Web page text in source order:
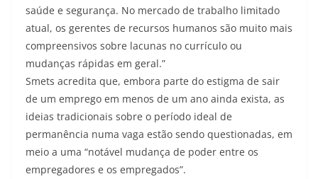
saúde e segurança. No mercado de trabalho limitado
atual, os gerentes de recursos humanos são muito mais
compreensivos sobre lacunas no currículo ou
mudanças rápidas em geral.”
Smets acredita que, embora parte do estigma de sair
de um emprego em menos de um ano ainda exista, as
ideias tradicionais sobre o período ideal de
permanência numa vaga estão sendo questionadas, em
meio a uma “notável mudança de poder entre os
empregadores e os empregados”.